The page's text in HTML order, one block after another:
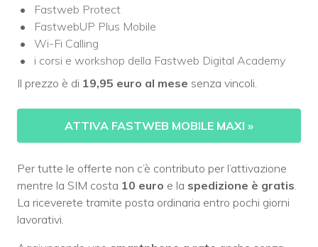
Fastweb Protect
FastwebUP Plus Mobile
Wi-Fi Calling
i corsi e workshop della Fastweb Digital Academy
Il prezzo è di 19,95 euro al mese senza vincoli.
ATTIVA FASTWEB MOBILE MAXI »
Per tutte le offerte non c’è contributo per l’attivazione
mentre la SIM costa 10 euro e la spedizione è gratis
La riceverete tramite posta ordinaria entro pochi giorni
lavorativi.